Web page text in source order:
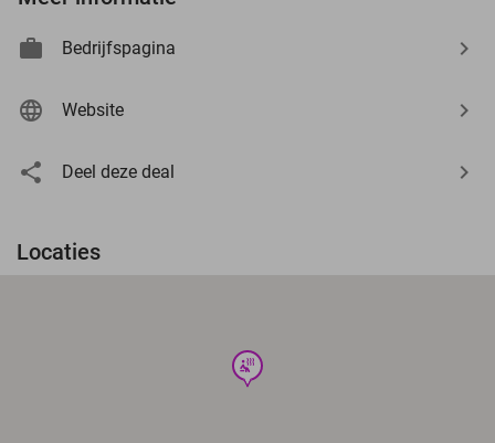
Bedrijfspagina
Website
Deel deze deal
Locaties
wellness